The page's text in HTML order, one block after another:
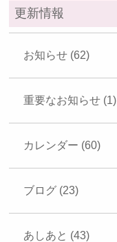
更新情報
お知らせ (62)
重要なお知らせ (1)
カレンダー (60)
ブログ (23)
あしあと (43)